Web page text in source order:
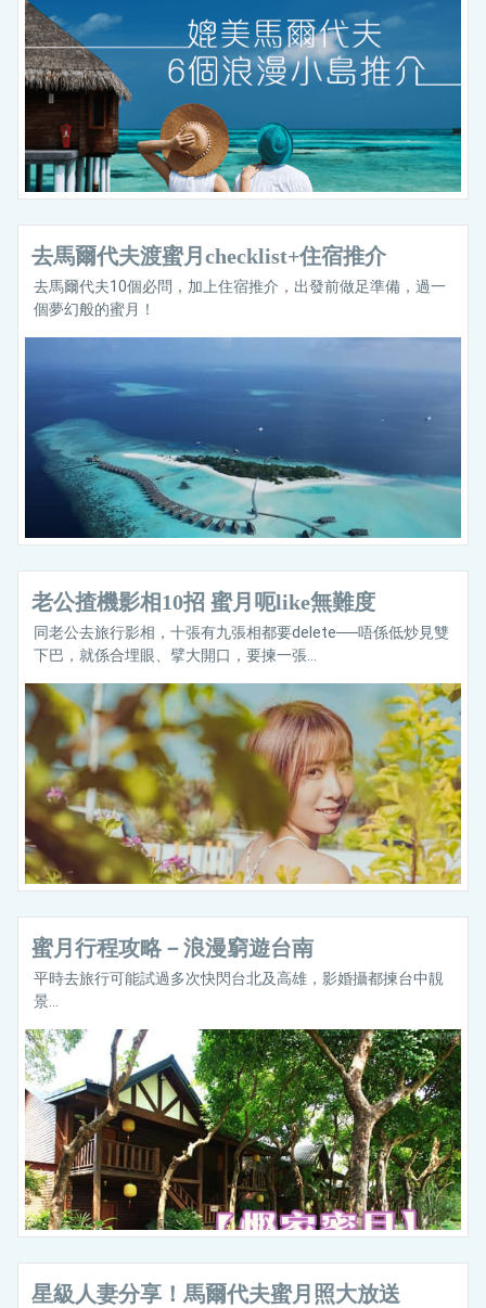
去馬爾代夫渡蜜月checklist+住宿推介
去馬爾代夫10個必問，加上住宿推介，出發前做足準備，過一
個夢幻般的蜜月！
老公揸機影相10招 蜜月呃like無難度
同老公去旅行影相，十張有九張相都要delete──唔係低炒見雙
下巴，就係合埋眼、擘大開口，要揀一張...
蜜月行程攻略－浪漫窮遊台南
平時去旅行可能試過多次快閃台北及高雄，影婚攝都揀台中靚
景...
星級人妻分享！馬爾代夫蜜月照大放送